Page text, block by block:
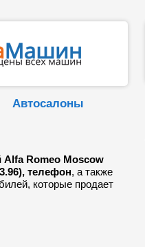
Автосалоны
Alfa Romeo Moscow
телефон, а также
которые продает